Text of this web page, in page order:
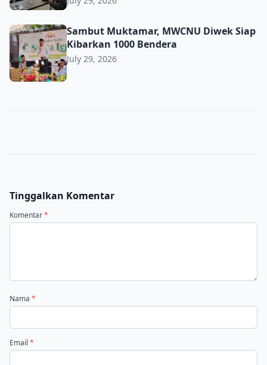
Sambut Muktamar, MWCNU Diwek Siap Kibarkan 1000
Sambut Muktamar, MWCNU Diwek Siap
Kibarkan 1000 Bendera
July 29, 2026
Tinggalkan Komentar
Komentar*
Nama *
Email *